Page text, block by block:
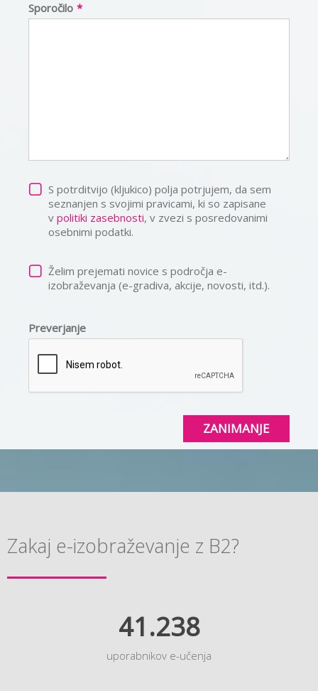
Sporočilo *
S potrditvijo (kljukico) polja potrjujem, da sem
seznanjen s svojimi pravicami, ki so zapisane
v politiki zasebnosti, v zvezi s posredovanimi
osebnimi podatki.
Želim prejemati novice s področja e-
izobraževanja (e-gradiva, akcije, novosti, itd.).
Preverjanje
ZANIMANJE
Zakaj e-izobraževanje z B2?
41.238
uporabnikov e-učenja